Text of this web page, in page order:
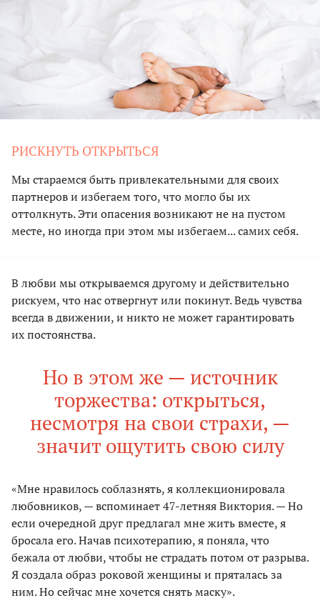
РИСКНУТЬ ОТКРЫТЬСЯ
Мы стараемся быть привлекательными для своих
партнеров и избегаем того, что могло бы их
оттолкнуть. Эти опасения возникают не на пустом
месте, но иногда при этом мы избегаем... самих себя.
В любви мы открываемся другому и действительно
рискуем, что нас отвергнут или покинут. Ведь чувства
всегда в движении, и никто не может гарантировать
их постоянства.
Но в этом же — источник
торжества: открыться,
несмотря на свои страхи, —
значит ощутить свою силу
«Мне нравилось соблазнять, я коллекционировала
любовников, — вспоминает 47-летняя Виктория. — Но
если очередной друг предлагал мне жить вместе, я
бросала его. Начав психотерапию, я поняла, что
бежала от любви, чтобы не страдать потом от разрыва.
Я создала образ роковой женщины и пряталась за
ним. Но сейчас мне хочется снять маску».